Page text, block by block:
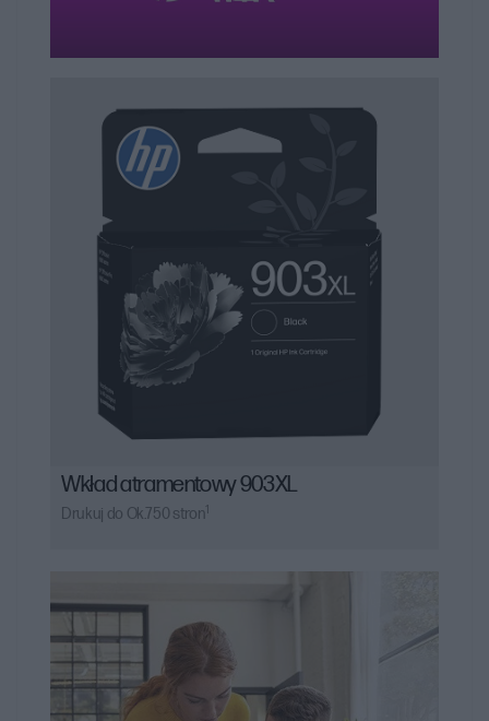
drukowania.
Wkład atramentowy 903XL
Drukuj do Ok.750 stron